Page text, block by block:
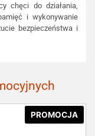
chęci do działania,
i wykonywanie
bezpieczeństwa i
PROMOCJA